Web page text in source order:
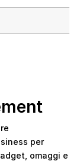
per
omaggi e